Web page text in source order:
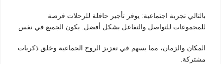
بالتالي تجربة اجتماعية: يوفر تأجير حافلة للرحلات فرصة
للمجموعات للتواصل والتفاعل بشكل أفضل. يكون الجميع في نفس
المكان والزمان، مما يسهم في تعزيز الروح الجماعية وخلق ذكريات
مشتركة.